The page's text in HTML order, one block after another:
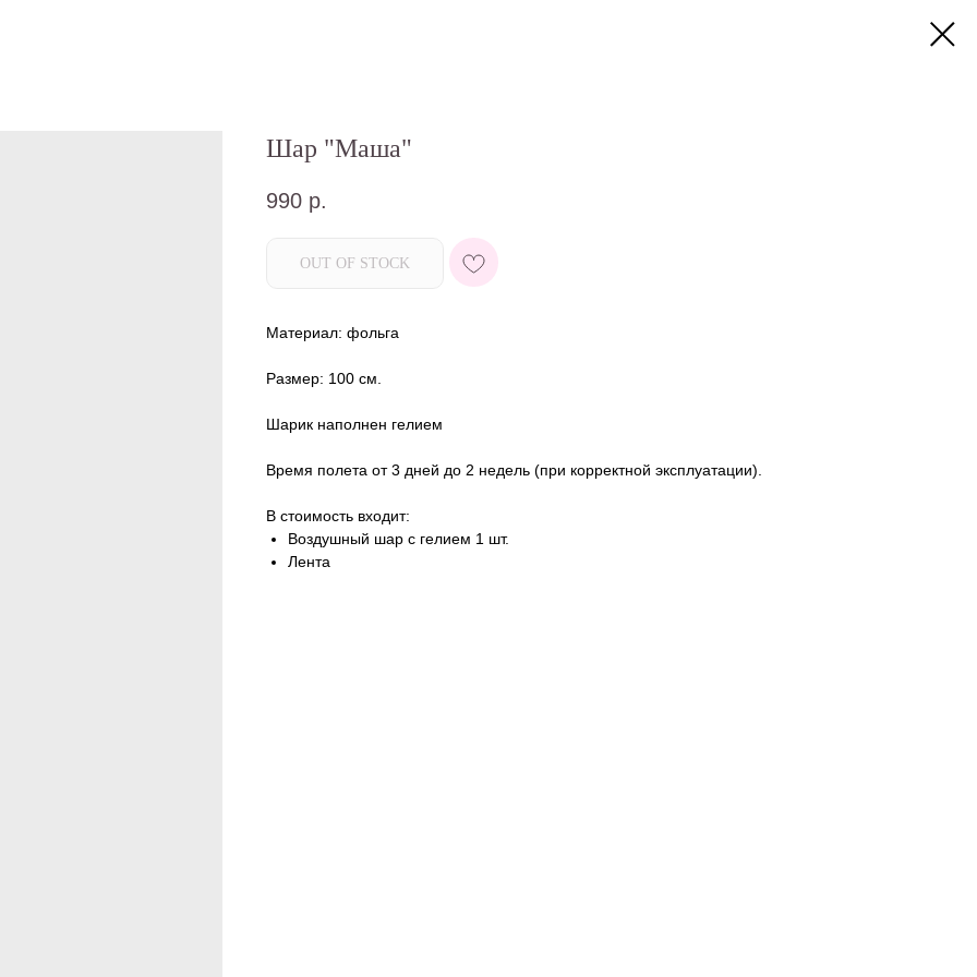
Шар "Маша"
990 р.
OUT OF STOCK
Материал: фольга
Размер: 100 см.
Шарик наполнен гелием
Время полета от 3 дней до 2 недель (при корректной эксплуатации).
В стоимость входит:
Воздушный шар с гелием 1 шт.
Лента